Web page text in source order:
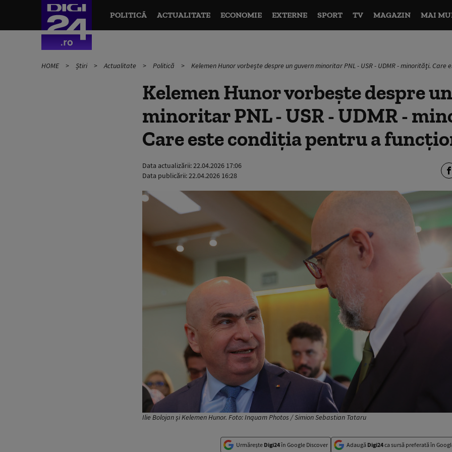
POLITICĂ ACTUALITATE ECONOMIE EXTERNE SPORT TV MAGAZIN MAI
HOME Știri Actualitate Politică Kelemen Hunor vorbește despre un guvern minoritar PNL - USR - UDMR - minorităţi.
Kelemen Hunor vorbește despre
minoritar PNL - USR - UDMR -
Care este condiția pentru a
Data actualizării:22.04.2026 17:06
Data publicării:22.04.2026 16:28
Ilie Bolojan și Kelemen Hunor. Foto: Inquam Photos / Simion Sebastian Tataru
Urmărește Digi24în Google Discover Adaugă Digi24ca sursă preferată în